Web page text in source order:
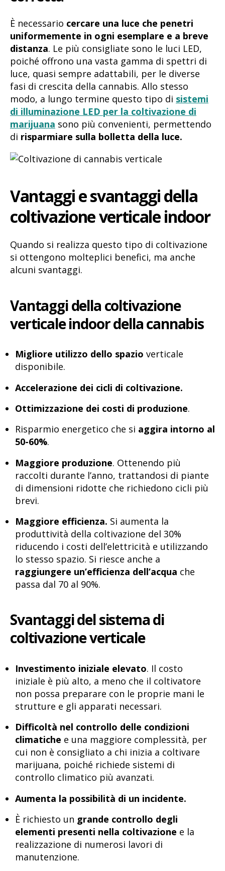
È necessario cercare una luce che penetri
uniformemente in ogni esemplare e a breve
distanza. Le più consigliate sono le luci LED,
poiché offrono una vasta gamma di spettri di
luce, quasi sempre adattabili, per le diverse
fasi di crescita della cannabis. Allo stesso
modo, a lungo termine questo tipo di sistemi
di illuminazione LED per la coltivazione di
marijuana sono più convenienti, permettendo
di risparmiare sulla bolletta della luce.
Vantaggi e svantaggi della
coltivazione verticale indoor
Quando si realizza questo tipo di coltivazione
si ottengono molteplici benefici, ma anche
alcuni svantaggi.
Vantaggi della coltivazione
verticale indoor della cannabis
Migliore utilizzo dello spazio verticale
disponibile.
Accelerazione dei cicli di coltivazione.
Ottimizzazione dei costi di produzione.
Risparmio energetico che si aggira intorno al
50-60%.
Maggiore produzione. Ottenendo più
raccolti durante l’anno, trattandosi di piante
di dimensioni ridotte che richiedono cicli più
brevi.
Maggiore efficienza. Si aumenta la
produttività della coltivazione del 30%
riducendo i costi dell’elettricità e utilizzando
lo stesso spazio. Si riesce anche a
raggiungere un’efficienza dell’acqua che
passa dal 70 al 90%.
Svantaggi del sistema di
coltivazione verticale
Investimento iniziale elevato. Il costo
iniziale è più alto, a meno che il coltivatore
non possa preparare con le proprie mani le
strutture e gli apparati necessari.
Difficoltà nel controllo delle condizioni
climatiche e una maggiore complessità, per
cui non è consigliato a chi inizia a coltivare
marijuana, poiché richiede sistemi di
controllo climatico più avanzati.
Aumenta la possibilità di un incidente.
È richiesto un grande controllo degli
elementi presenti nella coltivazione e la
realizzazione di numerosi lavori di
manutenzione.